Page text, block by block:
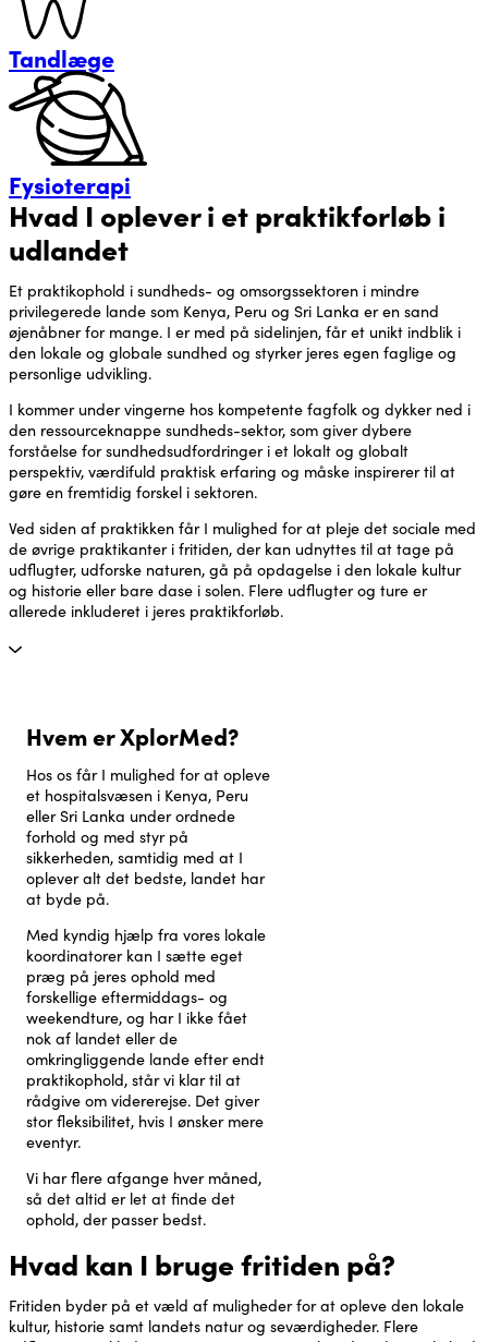
Tandlæge
Fysioterapi
Hvad I oplever i et praktikforløb i
udlandet
Et praktikophold i sundheds- og omsorgssektoren i mindre
privilegerede lande som Kenya, Peru og Sri Lanka er en sand
øjenåbner for mange. I er med på sidelinjen, får et unikt indblik i
den lokale og globale sundhed og styrker jeres egen faglige og
personlige udvikling.
I kommer under vingerne hos kompetente fagfolk og dykker ned i
den ressourceknappe sundheds-sektor, som giver dybere
forståelse for sundhedsudfordringer i et lokalt og globalt
perspektiv, værdifuld praktisk erfaring og måske inspirerer til at
gøre en fremtidig forskel i sektoren.
Ved siden af praktikken får I mulighed for at pleje det sociale med
de øvrige praktikanter i fritiden, der kan udnyttes til at tage på
udflugter, udforske naturen, gå på opdagelse i den lokale kultur
og historie eller bare dase i solen. Flere udflugter og ture er
allerede inkluderet i jeres praktikforløb.
Hvem er XplorMed?
Hos os får I mulighed for at opleve
et hospitalsvæsen i Kenya, Peru
eller Sri Lanka under ordnede
forhold og med styr på
sikkerheden, samtidig med at I
oplever alt det bedste, landet har
at byde på.
Med kyndig hjælp fra vores lokale
koordinatorer kan I sætte eget
præg på jeres ophold med
forskellige eftermiddags- og
weekendture, og har I ikke fået
nok af landet eller de
omkringliggende lande efter endt
praktikophold, står vi klar til at
rådgive om vidererejse. Det giver
stor fleksibilitet, hvis I ønsker mere
eventyr.
Vi har flere afgange hver måned,
så det altid er let at finde det
ophold, der passer bedst.
Hvad kan I bruge fritiden på?
Fritiden byder på et væld af muligheder for at opleve den lokale
kultur, historie samt landets natur og seværdigheder. Flere